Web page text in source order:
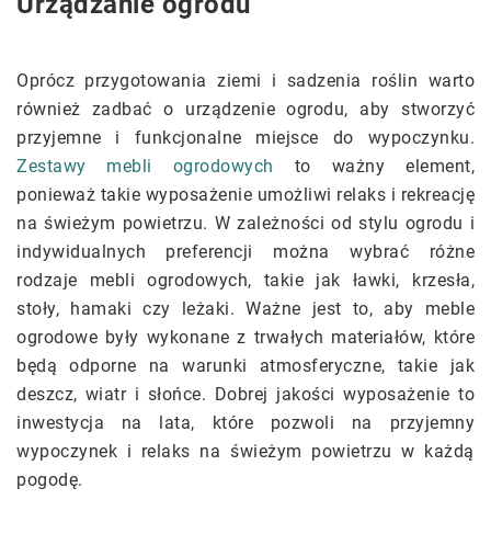
Oprócz przygotowania ziemi i sadzenia roślin warto
również zadbać o urządzenie ogrodu, aby stworzyć
przyjemne i funkcjonalne miejsce do wypoczynku.
Zestawy mebli ogrodowych to ważny element,
ponieważ takie wyposażenie umożliwi relaks i rekreację
na świeżym powietrzu. W zależności od stylu ogrodu i
indywidualnych preferencji można wybrać różne
rodzaje mebli ogrodowych, takie jak ławki, krzesła,
stoły, hamaki czy leżaki. Ważne jest to, aby meble
ogrodowe były wykonane z trwałych materiałów, które
będą odporne na warunki atmosferyczne, takie jak
deszcz, wiatr i słońce. Dobrej jakości wyposażenie to
inwestycja na lata, które pozwoli na przyjemny
wypoczynek i relaks na świeżym powietrzu w każdą
pogodę.